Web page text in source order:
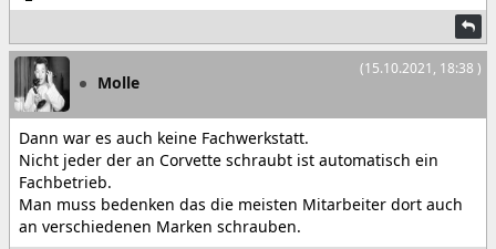
(15.10.2021, 18:38 )
Molle
Dann war es auch keine Fachwerkstatt.
Nicht jeder der an Corvette schraubt ist automatisch ein
Fachbetrieb.
Man muss bedenken das die meisten Mitarbeiter dort auch
an verschiedenen Marken schrauben.